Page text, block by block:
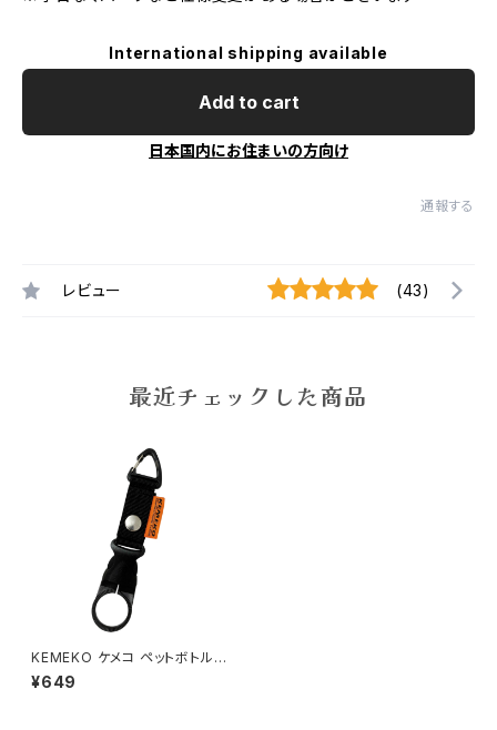
International shipping available
Add to cart
日本国内にお住まいの方向け
通報する
レビュー (43)
最近チェックした商品
KEMEKO ケメコ ペットボトルホ
ルダー カラビナ付
¥649